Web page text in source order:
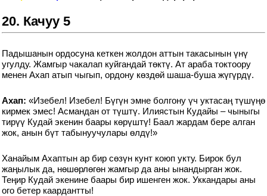
20. Качуу 5
Падышанын ордосуна кеткен жолдон аттын такасынын үнү
угулду. Жамгыр чакалап куйгандай төктү. Ат араба токтоору
менен Ахап атып чыгып, ордону көздөй шаша-буша жүгүрдү.
Ахап: «Изебел! Изебел! Бүгүн эмне болгону үч уктасаң түшүңө
кирмек эмес! Асмандан от түштү. Илиястын Кудайы – чыныгы
тирүү Кудай экенин баары көрүштү! Баал жардам бере алган
жок, анын бүт табынуучулары өлдү!»
Ханайым Ахаптын ар бир сөзүн кунт коюп укту. Бирок бул
жаңылык да, нөшөрлөгөн жамгыр да аны ынандырган жок.
Теңир Кудай экенине баары бир ишенген жок. Уккандары аны
ого бетер каардантты!